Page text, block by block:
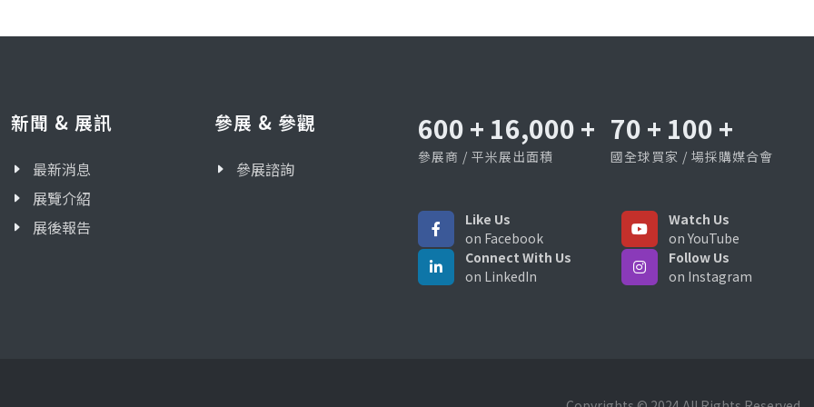
新聞 & 展訊
最新消息
展覽介紹
展後報告
參展 & 參觀
參展諮詢
600 + 16,000 +
參展商 / 平米展出面積
70 + 100 +
國全球買家 / 場採購媒合會
Like Us
on Facebook
Watch Us
on YouTube
Connect With Us
on LinkedIn
Follow Us
on Instagram